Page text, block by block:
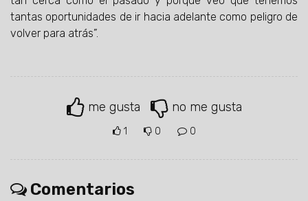
tantas oportunidades de ir hacia adelante como peligro de
volver para atrás”.
me gusta no me gusta
1 0 0
Comentarios